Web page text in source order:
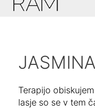
Terapijo
lasje so se v tem